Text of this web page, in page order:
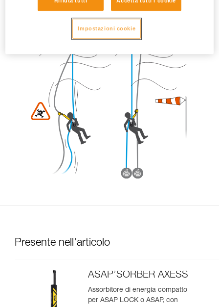
Presente nell'articolo
ASAP’SORBER AXESS
Assorbitore di energia compatto
per ASAP LOCK o ASAP, con
Impostazioni cookie